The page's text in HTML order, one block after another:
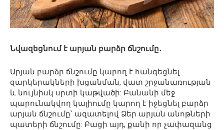
Նվազեցնում է արյան բարձր ճնշումը․
Արյան բարձր ճնշումը կարող է հանգեցնել
զարկերակների խցանման, վատ շրջանառության
և նույնիսկ սրտի կաթվածի: Բանանի մեջ
պարունակվող կալիումը կարող է իջեցնել բարձր
արյան ճնշումը՝ ազատելով Ձեր արյան անոթների
պատերի ճնշումը: Բացի այդ, քանի որ չափազանց